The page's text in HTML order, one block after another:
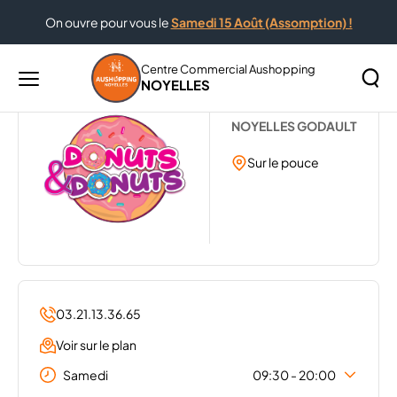
On ouvre pour vous leSamedi 15 Août (Assomption) !
Menu
principal
Centre Commercial Aushopping
NOYELLES
Rechercher
Accueil ... DONUTS & DONUTS
NOYELLES GODAULT
Sur le pouce
03.21.13.36.65
Voir sur le plan
Samedi
09:30 - 20:00